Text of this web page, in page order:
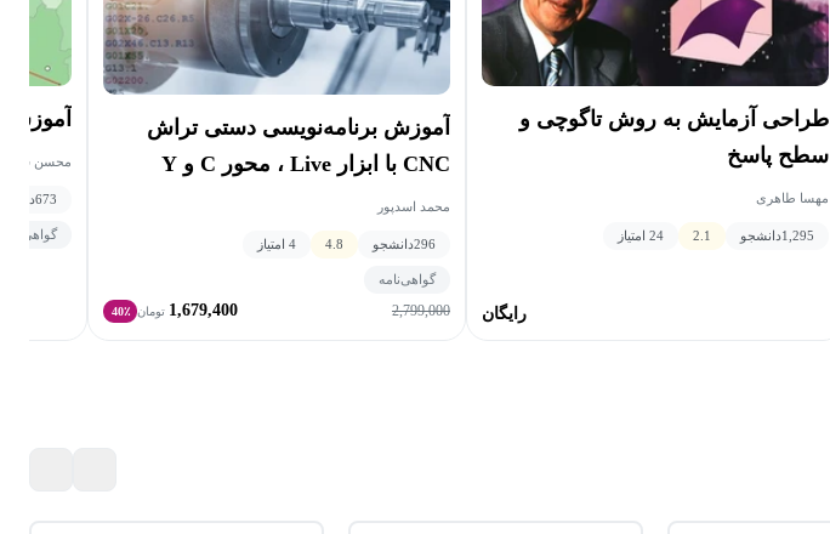
طراحی آزمایش به روش تاگوچی و
سطح پاسخ
مهسا طاهری
1,295دانشجو 2.1 24 امتیاز
رایگان
آموزش برنامه‌نویسی دستی تراش
CNC با ابزار Live ، محور C و Y
محمد اسدپور
296دانشجو 4.8 4 امتیاز
گواهی‌نامه
2,799,000
1,679,400 تومان 40٪
آموزش
محسن شيخ
673
گواهی‌نامه